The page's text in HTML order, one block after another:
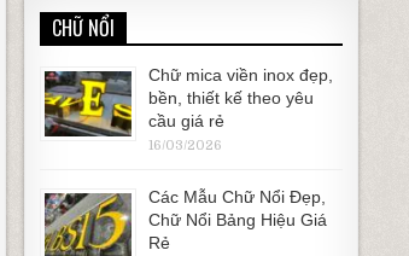
CHỮ NỔI
Chữ mica viền inox đẹp,
bền, thiết kế theo yêu
cầu giá rẻ
16/03/2026
Các Mẫu Chữ Nổi Đẹp,
Chữ Nổi Bảng Hiệu Giá
Rẻ